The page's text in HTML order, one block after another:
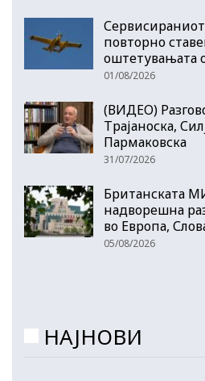
повторно
оштетувањата
01/08/2026
(ВИДЕО)
Трајаноска,
Пармаковска
31/07/2026
Британската
надворешна
во Европа,
05/08/2026
НАЈНОВИ